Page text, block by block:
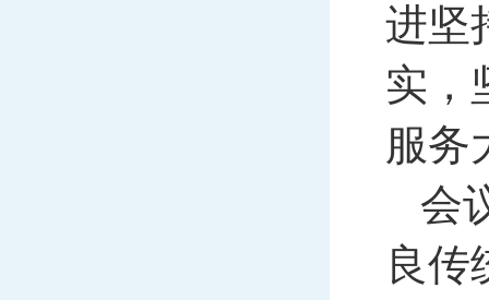
进坚
实，
服务
会
良传